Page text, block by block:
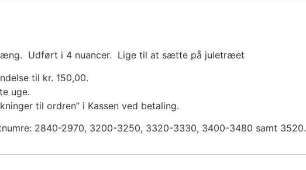
Udført i 4 nuancer. Lige til at sætte på juletræet
til kr. 150,00.
uge.
til ordren” i Kassen ved betaling.
2840-2970, 3200-3250, 3320-3330, 3400-3480 samt 3520.